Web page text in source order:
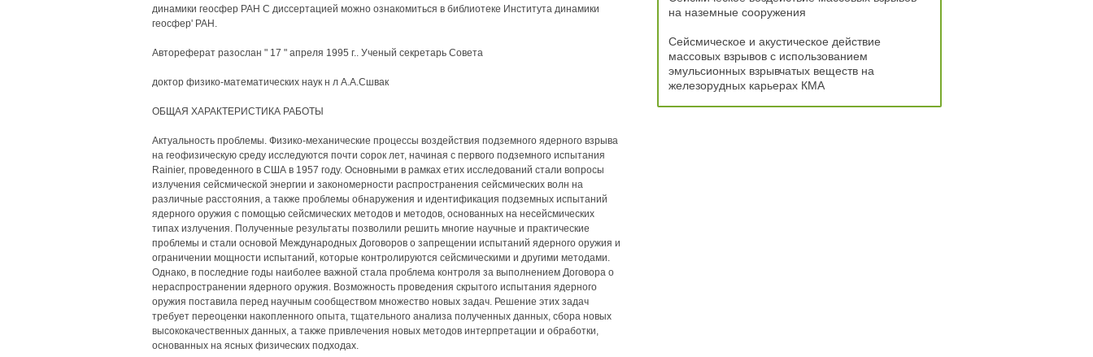
динамики геосфер РАН С диссертацией можно ознакомиться в библиотеке Института динамики
геосфер' РАН.
Автореферат разослан " 17 " апреля 1995 г.. Ученый секретарь Совета
доктор физико-математических наук н л А.А.Сшвак
ОБЩАЯ ХАРАКТЕРИСТИКА РАБОТЫ
Актуальность проблемы. Физико-механические процессы воздействия подземного ядерного взрыва
на геофизическую среду исследуются почти сорок лет, начиная с первого подземного испытания
Rainier, проведенного в США в 1957 году. Основными в рамках етих исследований стали вопросы
излучения сейсмической энергии и закономерности распространения сейсмических волн на
различные расстояния, а также проблемы обнаружения и идентификация подземных испытаний
ядерного оружия с помощью сейсмических методов и методов, основанных на несейсмических
типах излучения. Полученные результаты позволили решить многие научные и практические
проблемы и стали основой Международных Договоров о запрещении испытаний ядерного оружия и
ограничении мощности испытаний, которые контролируются сейсмическими и другими методами.
Однако, в последние годы наиболее важной стала проблема контроля за выполнением Договора о
нераспространении ядерного оружия. Возможность проведения скрытого испытания ядерного
оружия поставила перед научным сообществом множество новых задач. Решение этих задач
требует переоценки накопленного опыта, тщательного анализа полученных данных, сбора новых
высококачественных данных, а также привлечения новых методов интерпретации и обработки,
основанных на ясных физических подходах.
на наземные сооружения
Сейсмическое и акустическое действие
массовых взрывов с использованием
эмульсионных взрывчатых веществ на
железорудных карьерах КМА